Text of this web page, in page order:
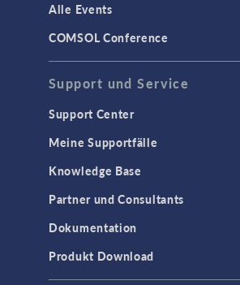
Alle Events
COMSOL Conference
Support und Service
Support Center
Meine Supportfälle
Knowledge Base
Partner und Consultants
Dokumentation
Produkt Download